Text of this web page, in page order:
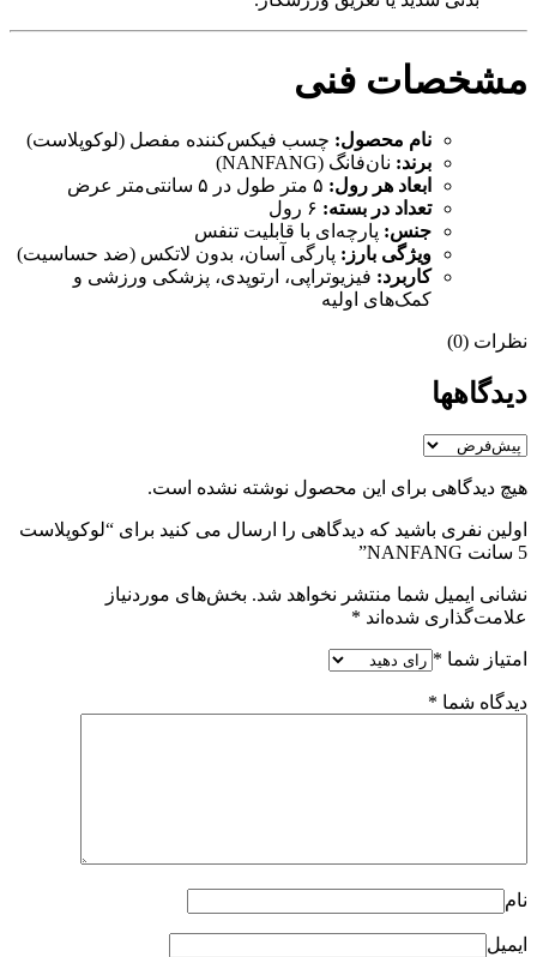
مشخصات فنی
نام محصول: چسب فیکس‌کننده مفصل (لوکوپلاست)
برند: نان‌فانگ (NANFANG)
ابعاد هر رول:
تعداد در بسته:
جنس: پارچه‌ای با قابلیت تنفس
ویژگی بارز: پارگی آسان، بدون لاتکس (ضد حساسیت)
کاربرد: فیزیوتراپی، ارتوپدی، پزشکی ورزشی و
کمک‌های اولیه
نظرات (0)
دیدگاهها
هیچ دیدگاهی برای این محصول نوشته نشده است.
اولین نفری باشید که دیدگاهی را ارسال می کنید برای “لوکوپلاست
5 سانت NANFANG”
نشانی ایمیل شما منتشر نخواهد شد. بخش‌های موردنیاز
علامت‌گذاری شده‌اند *
امتیاز شما *
دیدگاه شما *
نام
ایمیل